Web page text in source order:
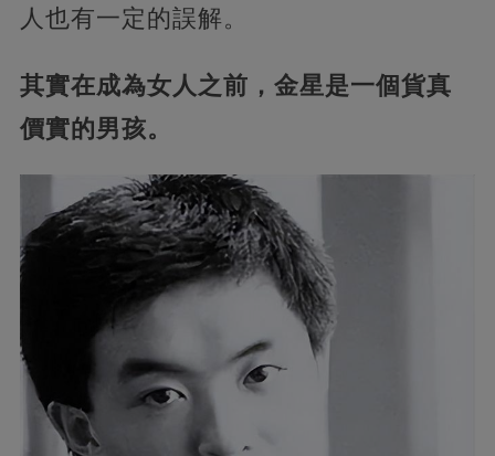
人也有一定的誤解。
其實在成為女人之前，金星是一個貨真
價實的男孩。